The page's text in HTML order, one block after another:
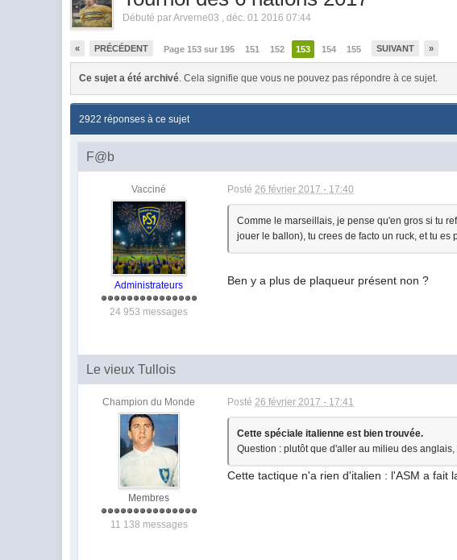
Débuté parArverne03 ,déc. 01 2016 07:44
« PRÉCÉDENT Page 153 sur 195 151 152 153 154 155 SUIVANT »
Ce sujet a été archivé. Cela signifie que vous ne pouvez pas répondre à ce sujet.
2922 réponses à ce sujet
F@b
Vacciné
Administrateurs
24 953 messages
Posté26 février 2017 - 17:40
Comme le marseillais, je pense qu'en gros si tu
jouer le ballon), tu crees de facto un ruck, et tu
Ben y a plus de plaqueur présent non ?
Le vieux Tullois
Champion du Monde
Membres
11 138 messages
Posté26 février 2017 - 17:41
Cette spéciale italienne est bien trouvée.
Question : plutôt que d'aller au milieu des
Cette tactique n'a rien d'italien : l'ASM a fait